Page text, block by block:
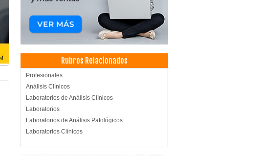
Rubros Relacionados
Profesionales
Análisis Clínicos
Laboratorios de Análisis Clínicos
Laboratorios
Laboratorios de Análisis Patológicos
Laboratorios Clínicos